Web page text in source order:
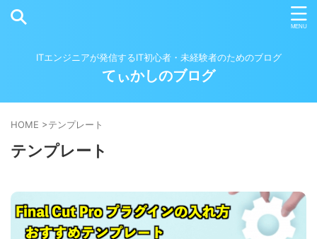
ITエンジニアが発信するIT初心者・未経験者のためのブログ
てぃかしのブログ
HOME >テンプレート
テンプレート